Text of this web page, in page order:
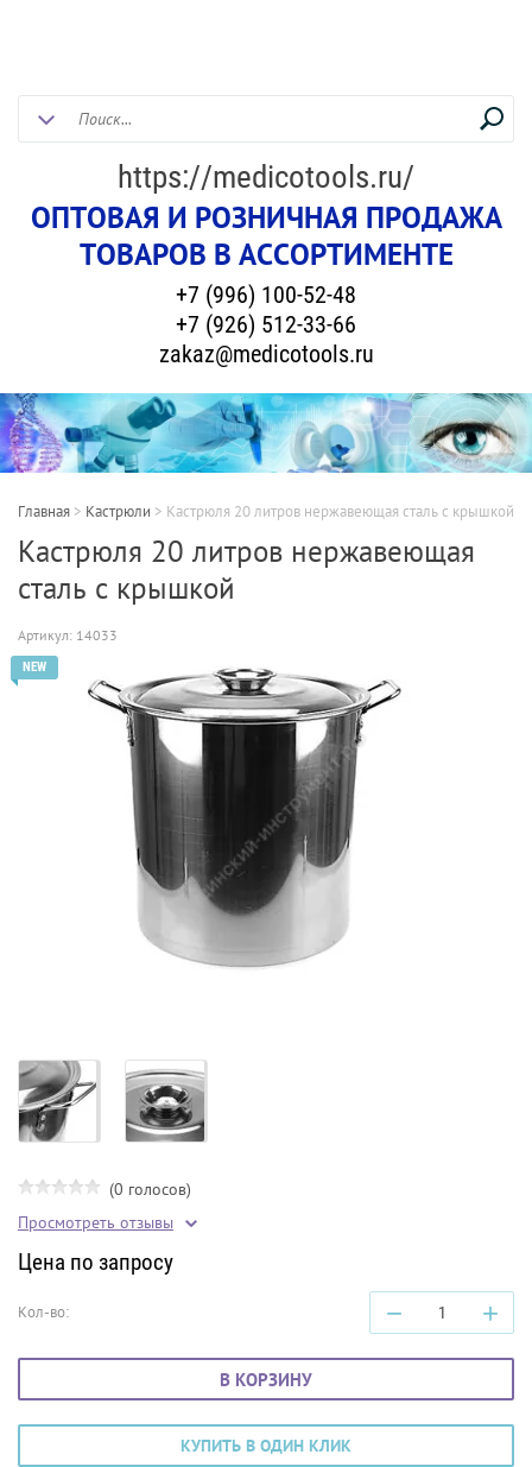
https://medicotools.ru/
ОПТОВАЯ И РОЗНИЧНАЯ ПРОДАЖА
ТОВАРОВ В АССОРТИМЕНТЕ
+7 (996) 100-52-48
+7 (926) 512-33-66
zakaz@medicotools.ru
Главная > Кастрюли > Кастрюля 20 литров нержавеющая сталь с крышкой
Кастрюля 20 литров нержавеющая
сталь с крышкой
Артикул: 14033
(0 голосов)
Просмотреть отзывы
Цена по запросу
Кол-во: − +
В КОРЗИНУ
КУПИТЬ В ОДИН КЛИК